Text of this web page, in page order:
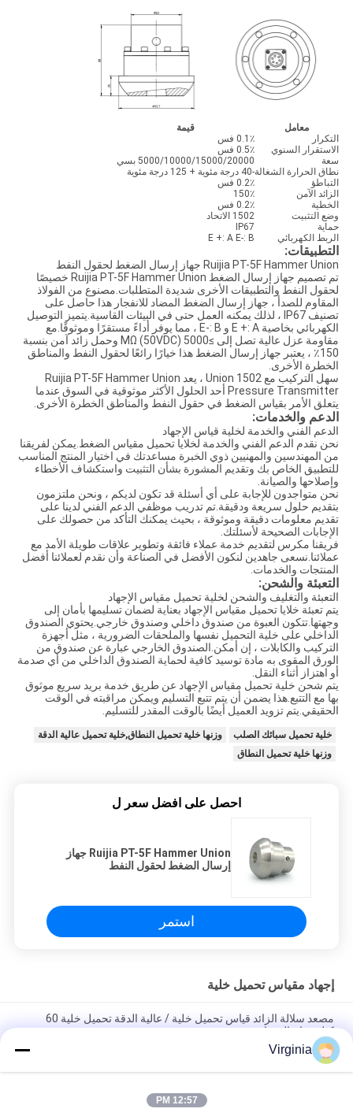
معامل
قيمة
التكرار
0.1٪ فس
الاستقرار السنوي
0.5٪ فس
سعة
5000/10000/15000/20000 بسي
نطاق الحرارة الشغالة-40 درجة مئوية + 125 درجة مئوية
التباطؤ
0.2٪ فس
الزائد الآمن
150٪
الخطية
0.2٪ فس
وضع التثبيت
1502 الاتحاد
حماية
IP67
الربط الكهربائي
E +: A E-: B
التطبيقات:
Ruijia PT-5F Hammer Union جهاز إرسال الضغط لحقول النفط
تم تصميم جهاز إرسال الضغط Ruijia PT-5F Hammer Union خصيصًا
لحقول النفط والتطبيقات الأخرى شديدة المتطلبات.مصنوع من الفولاذ
المقاوم للصدأ ، جهاز إرسال الضغط المضاد للانفجار هذا حاصل على
تصنيف IP67 ، لذلك يمكنه العمل حتى في البيئات القاسية.يتميز التوصيل
الكهربائي بخاصية E +: A و E-: B ، مما يوفر أداءً مستقرًا وموثوقًا.مع
مقاومة عزل عالية تصل إلى ≥5000 MΩ (50VDC) وحمل زائد آمن بنسبة
150٪ ، يعتبر جهاز إرسال الضغط هذا خيارًا رائعًا لحقول النفط والمناطق
الخطرة الأخرى.
سهل التركيب مع 1502 Union ، يعد Ruijia PT-5F Hammer Union
Pressure Transmitter أحد الحلول الأكثر موثوقية في السوق عندما
يتعلق الأمر بقياس الضغط في حقول النفط والمناطق الخطرة الأخرى.
الدعم والخدمات:
الدعم الفني والخدمة لخلية قياس الإجهاد
نحن نقدم الدعم الفني والخدمة لخلايا تحميل مقياس الضغط.يمكن لفريقنا
من المهندسين والمهنيين ذوي الخبرة مساعدتك في اختيار المنتج المناسب
للتطبيق الخاص بك وتقديم المشورة بشأن التثبيت واستكشاف الأخطاء
وإصلاحها والصيانة.
نحن متواجدون للإجابة على أي أسئلة قد تكون لديكم ، ونحن ملتزمون
بتقديم حلول سريعة ودقيقة.تم تدريب موظفي الدعم الفني لدينا على
تقديم معلومات دقيقة وموثوقة ، بحيث يمكنك التأكد من حصولك على
الإجابات الصحيحة لأسئلتك.
فريقنا مكرس لتقديم خدمة عملاء فائقة وتطوير علاقات طويلة الأمد مع
عملائنا.نسعى جاهدين لنكون الأفضل في الصناعة وأن نقدم لعملائنا أفضل
المنتجات والخدمات.
التعبئة والشحن:
التعبئة والتغليف والشحن لخلية تحميل مقياس الإجهاد
يتم تعبئة خلايا تحميل مقياس الإجهاد بعناية لضمان تسليمها بأمان إلى
وجهتها.تتكون العبوة من صندوق داخلي وصندوق خارجي.يحتوي الصندوق
الداخلي على خلية التحميل نفسها والملحقات الضرورية ، مثل أجهزة
التركيب والكابلات ، إن أمكن.الصندوق الخارجي عبارة عن صندوق من
الورق المقوى به مادة توسيد كافية لحماية الصندوق الداخلي من أي صدمة
أو اهتزاز أثناء النقل.
يتم شحن خلية تحميل مقياس الإجهاد عن طريق خدمة بريد سريع موثوق
بها مع التتبع.هذا يضمن أن يتم تتبع التسليم ويمكن مراقبته في الوقت
الحقيقي.يتم تزويد العميل أيضًا بالوقت المقدر للتسليم.
خلية تحميل سبائك الصلب
وزنها خلية تحميل النطاق,خلية تحميل عالية الدقة
وزنها خلية تحميل النطاق
احصل على افضل سعر ل
Ruijia PT-5F Hammer Union جهاز
إرسال الضغط لحقول النفط
استمر
إجهاد مقياس تحميل خلية
مصعد سلالة الزائد قياس تحميل خلية / عالية الدقة تحميل خلية 60
كيلوجرام القدرات
سبيكة تحميل الصلب سلالة خلية تحميل لمقاييس رافعة التناظرية الناتج
5KG 10KG
Virginia
12:57 PM